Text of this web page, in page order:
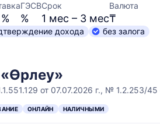
ГЭСВ
%
Срок
1 мес – 3 мес
Валюта
₸
дохода
без залога
от 07.07.2026 г., № 1.2.253/
ОНЛАЙН НАЛИЧНЫМИ